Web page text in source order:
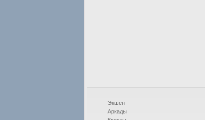
Экшен
Аркады